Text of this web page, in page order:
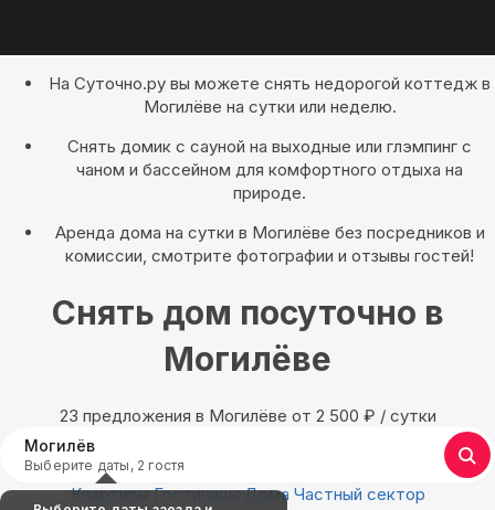
На Суточно.ру вы можете снять недорогой коттедж в
Могилёве на сутки или неделю.
Снять домик с сауной на выходные или глэмпинг с
чаном и бассейном для комфортного отдыха на
природе.
Аренда дома на сутки в Могилёве без посредников и
комиссии, смотрите фотографии и отзывы гостей!
Снять дом посуточно в
Могилёве
23 предложения в Могилёве oт 2 500 ₽ / сутки
Могилёв
Выберите даты, 2 гостя
Квартиры Гостиницы Дома Частный сектор